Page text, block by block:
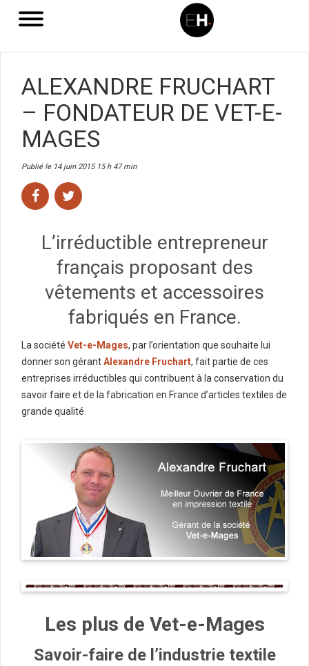
ALEXANDRE FRUCHART
– FONDATEUR DE VET-E-
MAGES
Publié le 14 juin 2015 15 h 47 min
L’irréductible entrepreneur
français proposant des
vêtements et accessoires
fabriqués en France.
La société Vet-e-Mages, par l’orientation que souhaite lui
donner son gérantAlexandre Fruchart, fait partie de ces
entreprises irréductibles qui contribuent à la conservation du
savoir faire et de la fabrication en France d’articles textiles de
grande qualité.
Les plus de Vet-e-Mages
Savoir-faire de l’industrie textile